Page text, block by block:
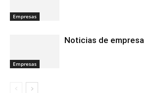
Empresas
Empresas
Noticias de empresa